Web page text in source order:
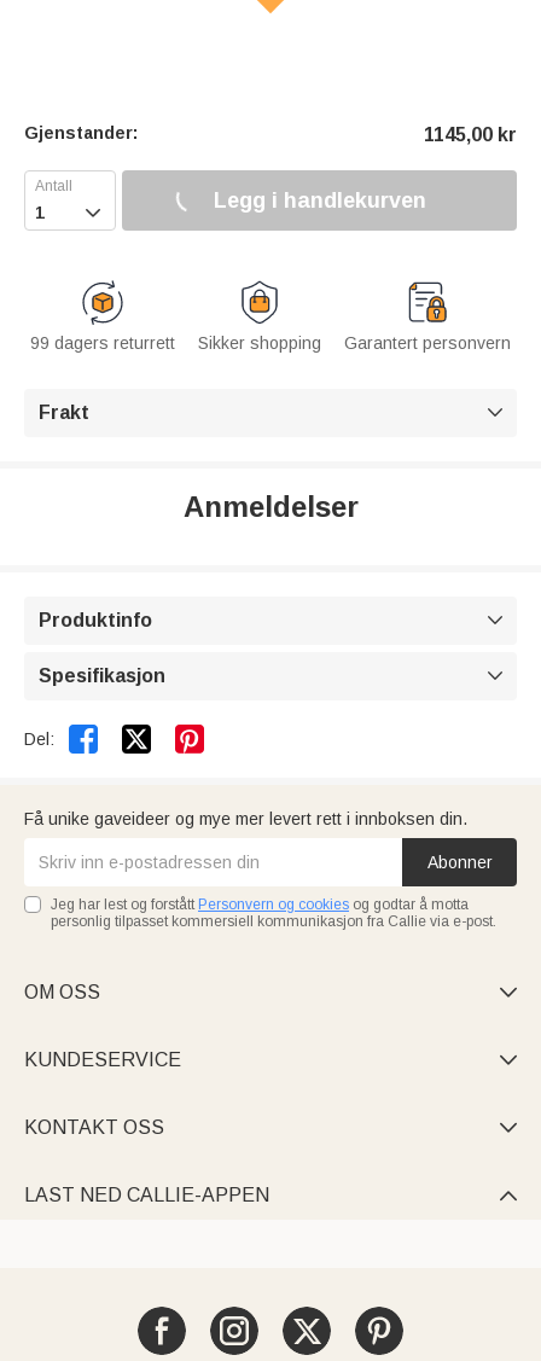
Gjenstander: 1145,00 kr
 Legg i handlekurven
99 dagers returrett Sikker shopping Garantert personvern
Frakt 
Anmeldelser
Produktinfo 
Spesifikasjon 
Del:  
Få unike gaveideer og mye mer levert rett i innboksen din.
Abonner
Jeg har lest og forstått Personvern og cookies og godtar å motta
personlig tilpasset kommersiell kommunikasjon fra Callie via e-post.
OM OSS 
KUNDESERVICE 
KONTAKT OSS 
LAST NED CALLIE-APPEN 